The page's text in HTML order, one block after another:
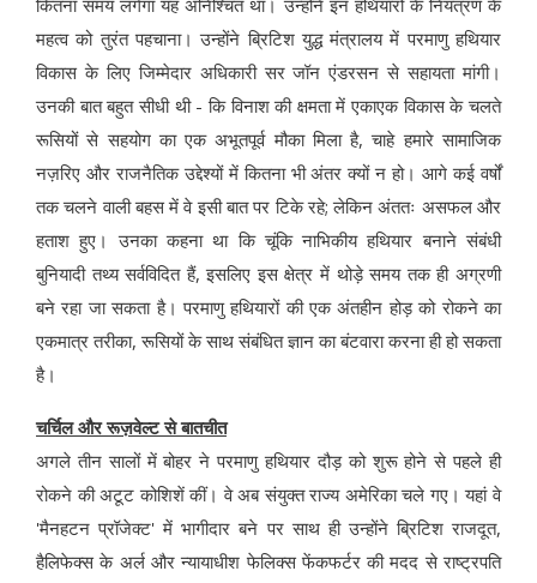
महत्व को तुरंत पहचाना। उन्होंने ब्रिटिश युद्ध मंत्रालय में परमाणु हथियार
विकास के लिए जिम्मेदार अधिकारी सर जॉन एंडरसन से सहायता मांगी।
उनकी बात बहुत सीधी थी - कि विनाश की क्षमता में एकाएक विकास के चलते
रूसियों से सहयोग का एक अभूतपूर्व मौका मिला है, चाहे हमारे सामाजिक
नज़रिए और राजनैतिक उद्देश्यों में कितना भी अंतर क्यों न हो। आगे कई वर्षों
तक चलने वाली बहस में वे इसी बात पर टिके रहे; लेकिन अंततः असफल और
हताश हुए। उनका कहना था कि चूंकि नाभिकीय हथियार बनाने संबंधी
बुनियादी तथ्य सर्वविदित हैं, इसलिए इस क्षेत्र में थोड़े समय तक ही अग्रणी
बने रहा जा सकता है। परमाणु हथियारों की एक अंतहीन होड़ को रोकने का
एकमात्र तरीका, रूसियों के साथ संबंधित ज्ञान का बंटवारा करना ही हो सकता
है।
चर्चिल और रूज़वेल्ट से बातचीत
अगले तीन सालों में बोहर ने परमाणु हथियार दौड़ को शुरू होने से पहले ही
रोकने की अटूट कोशिशें कीं। वे अब संयुक्त राज्य अमेरिका चले गए। यहां वे
'मैनहटन प्रॉजेक्ट' में भागीदार बने पर साथ ही उन्होंने ब्रिटिश राजदूत,
हैलिफेक्स के अर्ल और न्यायाधीश फेलिक्स फेंकफर्टर की मदद से राष्ट्रपति